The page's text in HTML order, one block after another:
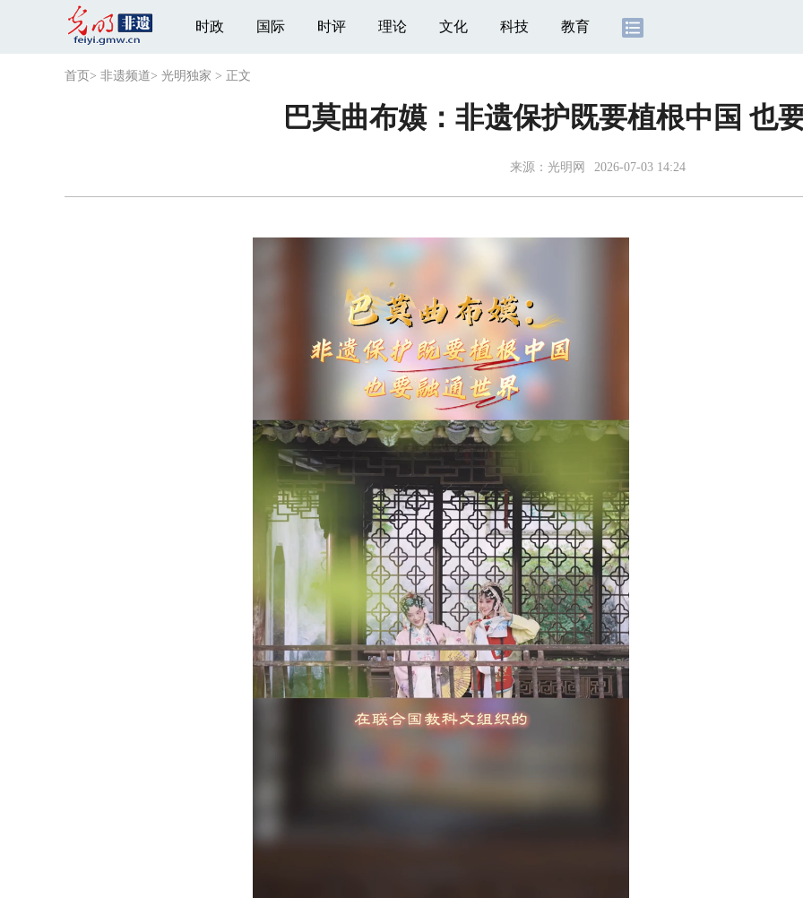
时政 国际 时评 理论 文化 科技 教育
首页 > 非遗频道> 光明独家 > 正文
巴莫曲布嫫：非遗保护既要植根中国 也
来源： 光明网 2026-07-03 14:24